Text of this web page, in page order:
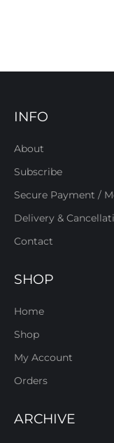
INFO
About
Subscribe
Secure Payment /
Delivery &
Contact
SHOP
Home
Shop
My Account
Orders
ARCHIVE